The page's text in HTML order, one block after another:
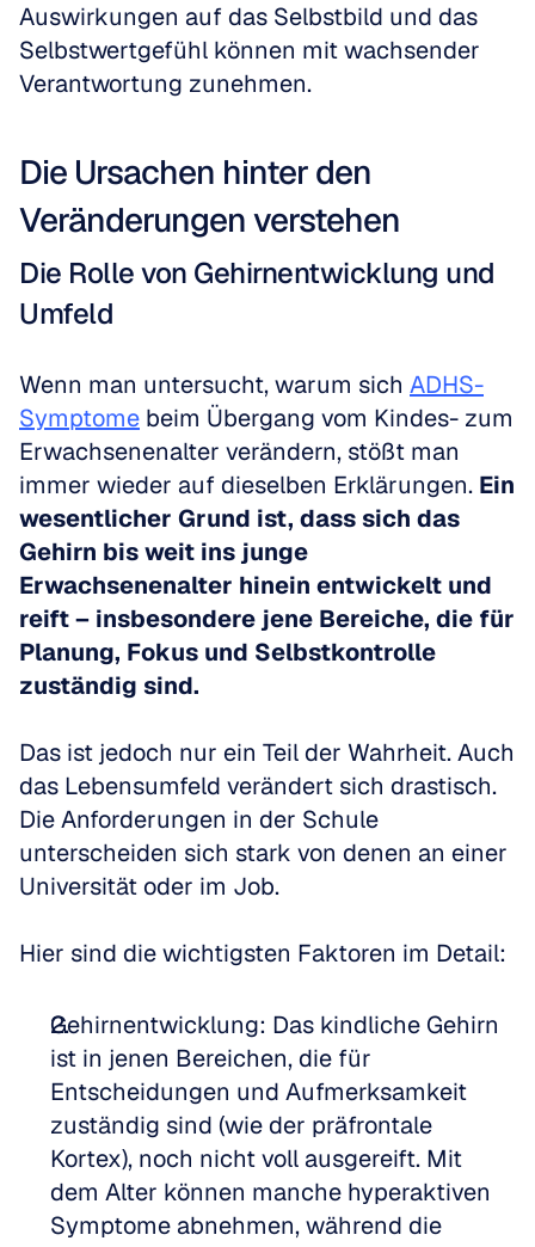
Auswirkungen auf das Selbstbild und das
Selbstwertgefühl können mit wachsender
Verantwortung zunehmen.
Die Ursachen hinter den
Veränderungen verstehen
Die Rolle von Gehirnentwicklung und
Umfeld
Wenn man untersucht, warum sich ADHS-
Symptome beim Übergang vom Kindes- zum
Erwachsenenalter verändern, stößt man
immer wieder auf dieselben Erklärungen. Ein
wesentlicher Grund ist, dass sich das
Gehirn bis weit ins junge
Erwachsenenalter hinein entwickelt und
reift – insbesondere jene Bereiche, die für
Planung, Fokus und Selbstkontrolle
zuständig sind.
Das ist jedoch nur ein Teil der Wahrheit. Auch
das Lebensumfeld verändert sich drastisch.
Die Anforderungen in der Schule
unterscheiden sich stark von denen an einer
Universität oder im Job.
Hier sind die wichtigsten Faktoren im Detail:
Gehirnentwicklung: Das kindliche Gehirn
ist in jenen Bereichen, die für
Entscheidungen und Aufmerksamkeit
zuständig sind (wie der präfrontale
Kortex), noch nicht voll ausgereift. Mit
dem Alter können manche hyperaktiven
Symptome abnehmen, während die